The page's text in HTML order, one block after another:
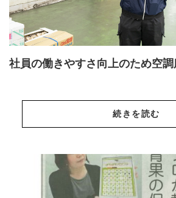
社員の働きやすさ向上のため空
続きを読む